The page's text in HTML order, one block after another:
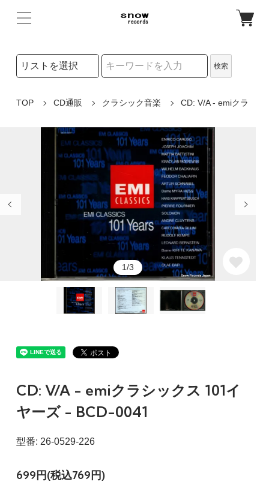
検索リストの選択
検索
TOP CD通販 クラシック音楽 CD: V/A - emiクラ
1/3
CD: V/A - emiクラシックス 101イ
ヤーズ - BCD-0041
型番: 26-0529-226
699円(税込769円)